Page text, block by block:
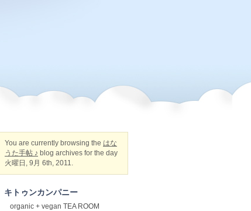
You are currently browsing the はな
うた手帖 ♪ blog archives for the day
火曜日, 9月 6th, 2011.
キトゥンカンパニー
organic + vegan TEA ROOM